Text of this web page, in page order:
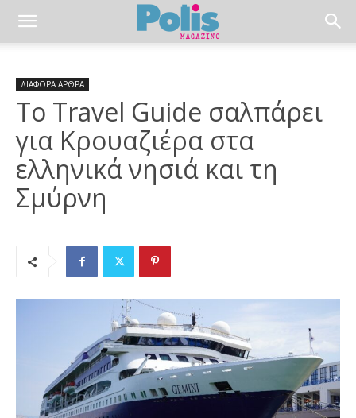
ΔΙΑΦΟΡΑ ΑΡΘΡΑ
Το Travel Guide σαλπάρει
για Κρουαζιέρα στα
ελληνικά νησιά και τη
Σμύρνη